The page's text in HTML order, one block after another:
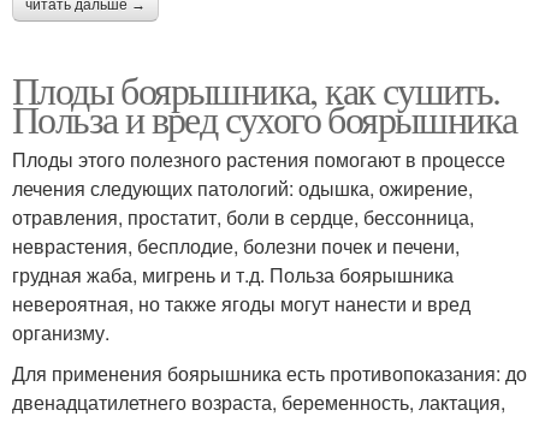
читать дальше →
Плоды боярышника, как сушить.
Польза и вред сухого боярышника
Плоды этого полезного растения помогают в процессе
лечения следующих патологий: одышка, ожирение,
отравления, простатит, боли в сердце, бессонница,
неврастения, бесплодие, болезни почек и печени,
грудная жаба, мигрень и т.д. Польза боярышника
невероятная, но также ягоды могут нанести и вред
организму.
Для применения боярышника есть противопоказания: до
двенадцатилетнего возраста, беременность, лактация,